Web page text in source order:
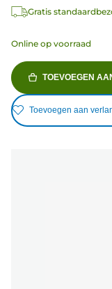
Gratis
Online op voorraad
TOEVOEGEN
Toevoegen aan